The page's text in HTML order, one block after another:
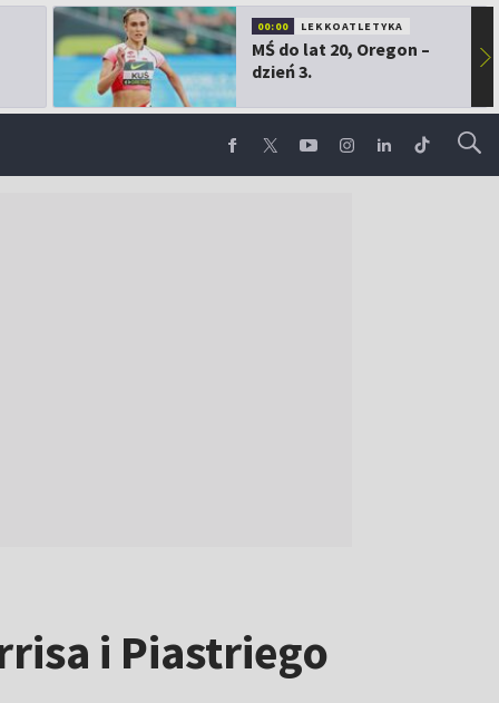
00:00 LEKKOATLETYKA
MŚ do lat 20, Oregon –
dzień 3.
▶
i Piastriego